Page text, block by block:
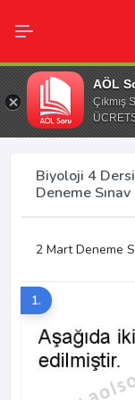
AÖL
Çıkmış
Biyoloji 4
Deneme Sınav
2 Mart Deneme
1.